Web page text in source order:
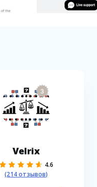
3
Velrix
4.6
(214 отзывов)